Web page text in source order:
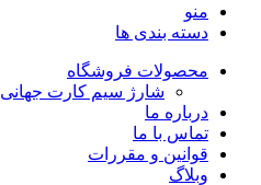
منو
دسته بندی ها
محصولات فروشگاه
شارژ سیم کارت جهانی
درباره ما
تماس با ما
قوانین و مقررات
وبلاگ